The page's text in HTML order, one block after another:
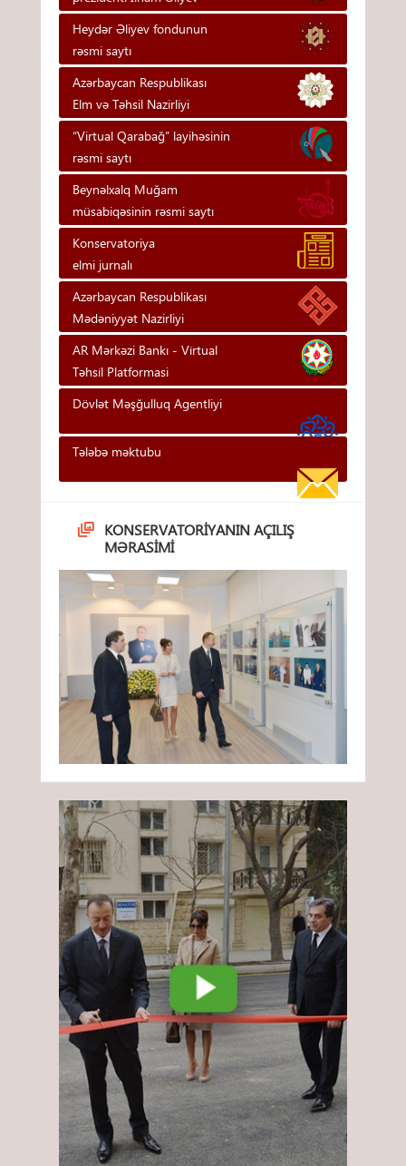
Heydər Əliyev fondunun
rəsmi saytı
Azərbaycan Respublikası
Elm və Təhsil Nazirliyi
“Virtual Qarabağ” layihəsinin
rəsmi saytı
Beynəlxalq Muğam
müsabiqəsinin rəsmi saytı
Konservatoriya
elmi jurnalı
Azərbaycan Respublikası
Mədəniyyət Nazirliyi
AR Mərkəzi Bankı - Vi̇rtual
Təhsi̇l Platformasi
Dövlət Məşğulluq Agentliyi
Tələbə məktubu
KONSERVATORIYANIN AÇILIŞ
MƏRASIMI